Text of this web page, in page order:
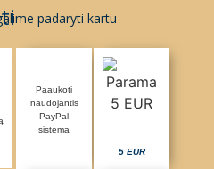
padaryti kartu
Paaukoti
naudojantis
PayPal
sistema
5 EUR